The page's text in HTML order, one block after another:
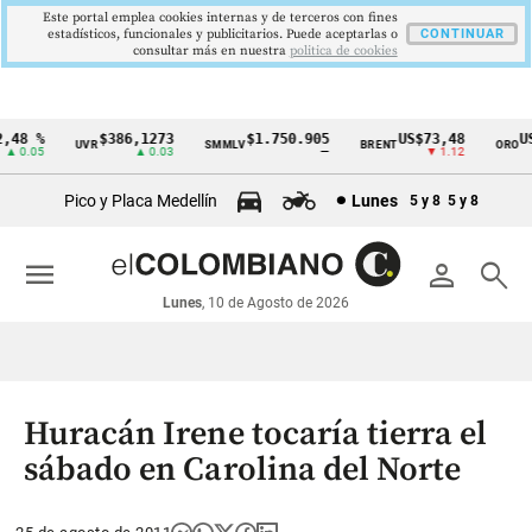
Cintillo
económicos
Colombia
% UVR$386,1273
▲ 0.03
SMMLV$1.750.905 BRENTUS$73,48
▼ 1.12
ORO
Pico y Placa Medellín Lunes 5 y 8 5 y 8
person search
Lunes, 10 de Agosto de 2026
menu
Huracán Irene tocaría tierra el
sábado en Carolina del Norte
Este portal emplea cookies internas y de terceros con fines
estadísticos, funcionales y publicitarios. Puede aceptarlas o
consultar más en nuestra politica de cookies
CONTINUAR